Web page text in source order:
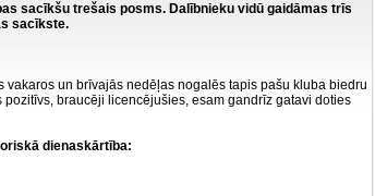
sacīkšu trešais posms. Dalībnieku vidū gaidāmas trīs
sacīkste.
vakaros un brīvajās nedēļas nogalēs tapis pašu kluba biedru
braucēji licencējušies, esam gandrīz gatavi doties
dienaskārtība: